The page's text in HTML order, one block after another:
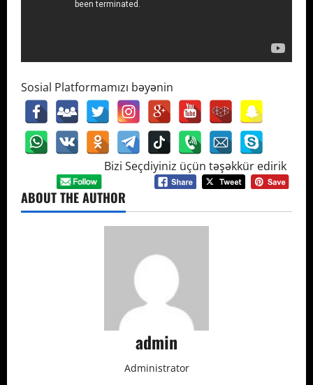
Sosial Platformamızı bəyənin
Bizi Seçdiyiniz üçün təşəkkür edirik
ABOUT THE AUTHOR
admin
Administrator